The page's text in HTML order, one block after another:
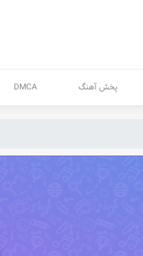
پخش آهنگ DMCA